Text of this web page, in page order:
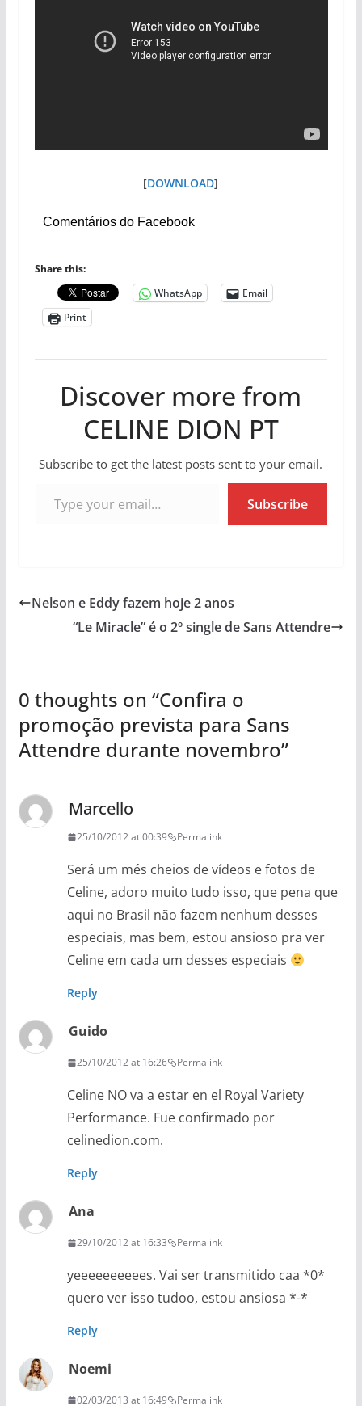
[DOWNLOAD]
Comentários do Facebook
Share this:
WhatsApp
Email
Print
Discover more from
CELINE DION PT
Subscribe to get the latest posts sent to your email.
Subscribe
Nelson e Eddy fazem hoje 2 anos
“Le Miracle” é o 2º single de Sans Attendre
0 thoughts on “Confira o
promoção prevista para Sans
Attendre durante novembro”
Marcello
25/10/2012 at 00:39 Permalink
Será um més cheios de vídeos e fotos de
Celine, adoro muito tudo isso, que pena que
aqui no Brasil não fazem nenhum desses
especiais, mas bem, estou ansioso pra ver
Celine em cada um desses especiais
Reply
Guido
25/10/2012 at 16:26 Permalink
Celine NO va a estar en el Royal Variety
Performance. Fue confirmado por
celinedion.com.
Reply
Ana
29/10/2012 at 16:33 Permalink
yeeeeeeeeees. Vai ser transmitido caa *0*
quero ver isso tudoo, estou ansiosa *-*
Reply
Noemi
02/03/2013 at 16:49 Permalink